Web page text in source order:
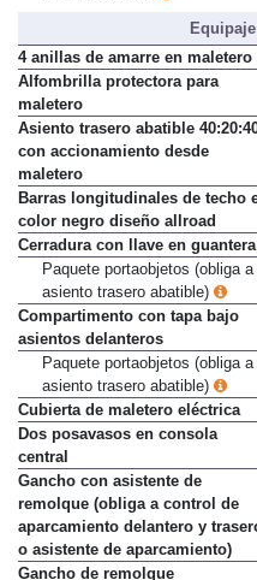
4 anillas de amarre en maletero
Alfombrilla protectora para
maletero
Asiento trasero abatible 40:20:40
con accionamiento desde
maletero
Barras longitudinales de techo
color negro diseño allroad
Cerradura con llave en guantera
Paquete portaobjetos (obliga a
asiento trasero abatible)
Compartimento con tapa bajo
asientos delanteros
Paquete portaobjetos (obliga a
asiento trasero abatible)
Cubierta de maletero eléctrica
Dos posavasos en consola
central
Gancho con asistente de
remolque (obliga a control de
aparcamiento delantero y trasero
o asistente de aparcamiento)